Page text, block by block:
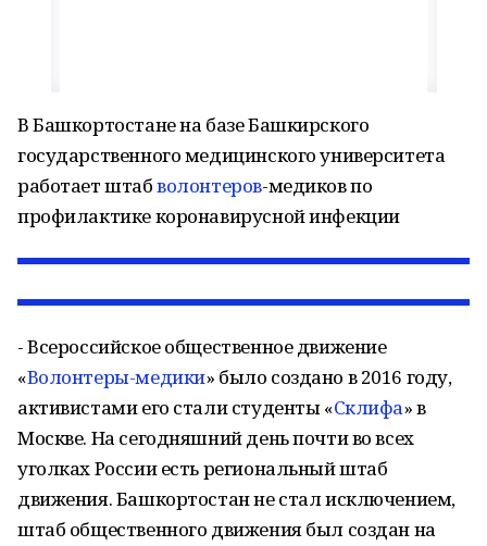
В Башкортостане на базе Башкирского
государственного медицинского университета
работает штабволонтеров-медиков по
профилактике коронавирусной инфекции
- Всероссийское общественное движение
«Волонтеры-медики» было создано в 2016 году,
активистами его стали студенты «Склифа» в
Москве. На сегодняшний день почти во всех
уголках России есть региональный штаб
движения. Башкортостан не стал исключением,
штаб общественного движения был создан на